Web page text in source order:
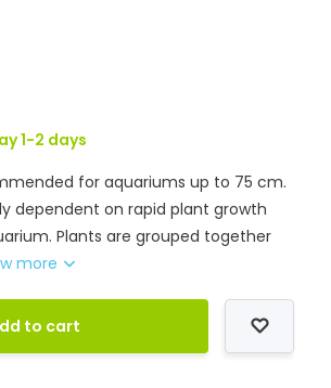
1-2 days
for aquariums up to 75 cm.
dependent on rapid plant growth
Plants are grouped together
more
to cart